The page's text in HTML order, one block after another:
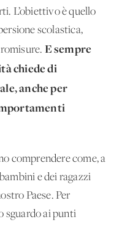
L’obiettivo è quello
scolastica,
E sempre
chiede di
anche per
comprendere come, a
e dei ragazzi
Paese. Per
sguardo ai punti